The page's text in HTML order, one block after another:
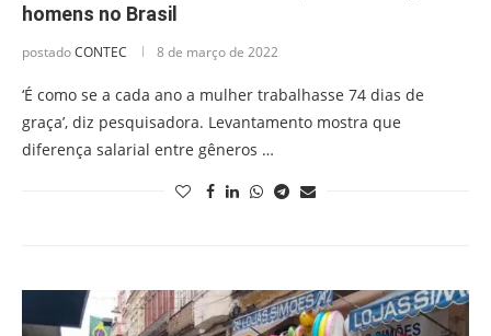
homens no Brasil
postadoCONTEC 8 de março de 2022
‘É como se a cada ano a mulher trabalhasse 74 dias de
graça’, diz pesquisadora. Levantamento mostra que
diferença salarial entre gêneros …